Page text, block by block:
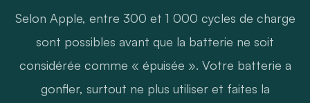
Selon Apple, entre 300 et 1 000 cycles de charge
sont possibles avant que la batterie ne soit
considérée comme « épuisée ». Votre batterie a
gonfler, surtout ne plus utiliser et faites la